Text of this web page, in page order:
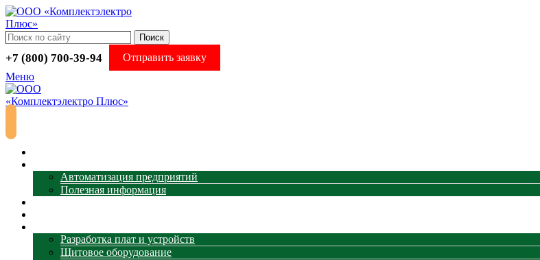
Поиск
+7 (800) 700-39-94
Отправить заявку
Меню
Автоматизация предприятий
Полезная информация
Разработка плат и устройств
Щитовое оборудование